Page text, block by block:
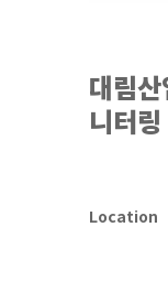
대림
니터
Location